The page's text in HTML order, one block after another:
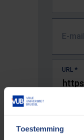
Toestemming
E-
URL *
De